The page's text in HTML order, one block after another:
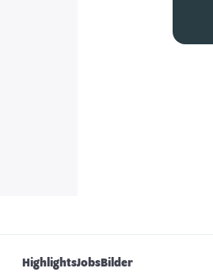
HighlightsJobsBilder